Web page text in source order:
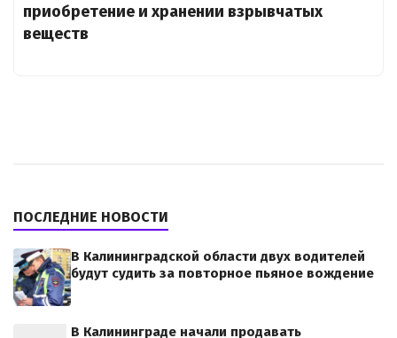
приобретение и хранении взрывчатых
веществ
ПОСЛЕДНИЕ НОВОСТИ
В Калининградской области двух водителей
будут судить за повторное пьяное вождение
В Калининграде начали продавать